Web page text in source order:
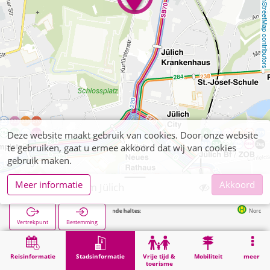
OpenStreetMap contributors
Reisinformatie Stadsinformatie
Vrije tijd &
toerisme
Mobiliteit meer
Augenzentrum Jülich
Vertrekpunt Bestemming
Volgende haltes: Nord Bf in 265m
Stadsinformatie Gezondheid Augenzentrum Jülich
Deze website maakt gebruik van cookies. Door onze website
te gebruiken, gaat u ermee akkoord dat wij van cookies
gebruik maken.
Meer informatie
Akkoord